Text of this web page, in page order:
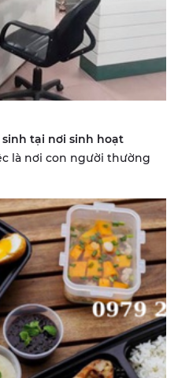
tại nơi sinh hoạt
là nơi con người thường